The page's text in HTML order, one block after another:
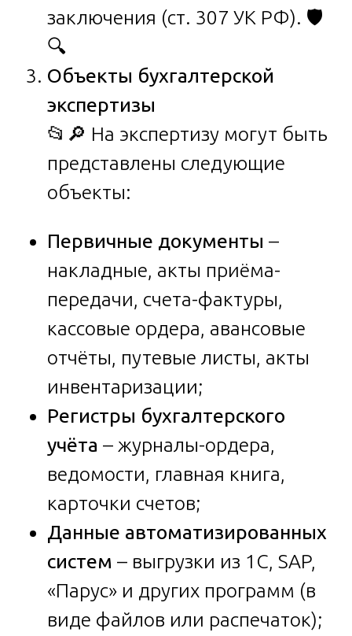
заключения (ст. 307 УК РФ). 🛡️
🔍
Объекты бухгалтерской
экспертизы
📂🔎 На экспертизу могут быть
представлены следующие
объекты:
Первичные документы –
накладные, акты приёма-
передачи, счета-фактуры,
кассовые ордера, авансовые
отчёты, путевые листы, акты
инвентаризации;
Регистры бухгалтерского
учёта – журналы-ордера,
ведомости, главная книга,
карточки счетов;
Данные автоматизированных
систем – выгрузки из 1С, SAP,
«Парус» и других программ (в
виде файлов или распечаток);